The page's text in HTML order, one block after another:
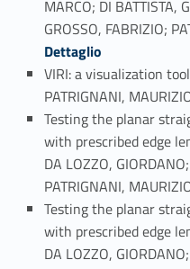
MARCO; DI BATTISTA,
GROSSO, FABRIZIO;
Dettaglio
VIRI: a visualization
PATRIGNANI,
Testing the planar
with prescribed edge
DA LOZZO,
PATRIGNANI,
Testing the planar
with prescribed edge
DA LOZZO,